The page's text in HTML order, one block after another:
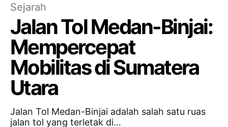
Sejarah
Jalan Tol Medan-Binjai:
Mempercepat
Mobilitas di Sumatera
Utara
Jalan Tol Medan-Binjai adalah salah satu ruas
jalan tol yang terletak di…